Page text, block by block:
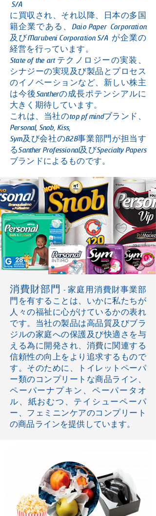
S/A
に買収され、それ以降、日本の多国
籍企業である、Daio Paper Corporation
及びMarubeni Corporation S/A が企業の
経営を行っています。
State of the art テクノロジーの実装、
シナジーの実現及び製品とプロセス
のイノベーションなど、新しい株主
は今後Santherの成長ポテンシアルに
大きく期待しています。
これは、当社のtop pf mindブランド、
Personal, Snob, Kiss,
Sym及び会社のB2B事業部門が担当す
るSanther Professional及びSpecialty Papers
ブランドによるものです。
消費財部門 - 家庭用消費財事業部
門を有することは、いかに私たちが
人々の福祉に心がけているかの表れ
です。当社の製品は高品質及びブラ
ジルの家庭への保護及び快適さを与
える為に開発され、消費に関連する
信頼性の向上をより追求するもので
す。そのために、トイレットペーパ
ー類のコンプリートな商品ライン、
ペーパーナプキン、ペーパータオ
ル、紙おむつ、テイシューペーパ
ー、フェミニンケアのコンプリート
の商品ラインを提供しています。